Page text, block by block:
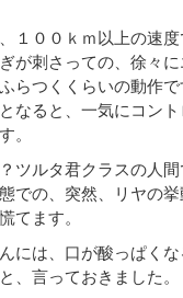
１００ｋｍ以上の速
が刺さっての、徐々
らつくくらいの動作で
なると、一気にコント
。
ツルタ君クラスの人
での、突然、リヤの
てます。
には、口が酸っぱくな
、言っておきました。